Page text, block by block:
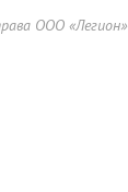
ООО «Легион»